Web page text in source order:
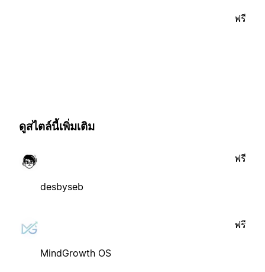
ฟรี
ดูสไตล์นี้เพิ่มเติม
desbyseb
ฟรี
MindGrowth OS
ฟรี